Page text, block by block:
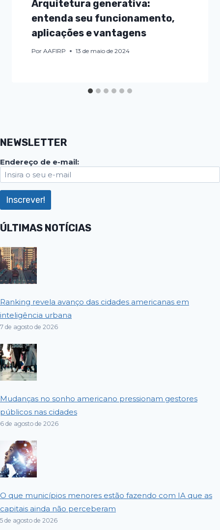
Arquitetura generativa:
entenda seu funcionamento,
aplicações e vantagens
Por AAFIRP 13 de maio de 2024
NEWSLETTER
Endereço de e-mail:
ÚLTIMAS NOTÍCIAS
Ranking revela avanço das cidades americanas em
inteligência urbana
7 de agosto de 2026
Mudanças no sonho americano pressionam gestores
públicos nas cidades
6 de agosto de 2026
O que municípios menores estão fazendo com IA que as
capitais ainda não perceberam
5 de agosto de 2026